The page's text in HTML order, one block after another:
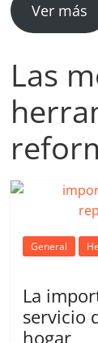
Ver más
Las
General
La
servicio
hogar